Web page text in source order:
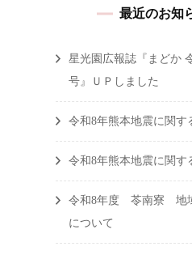
最近のお知
星光園広報誌『まどか
号』ＵＰしました
令和8年熊本地震に関す
令和8年熊本地震に関す
令和8年度 苓南寮 地
について